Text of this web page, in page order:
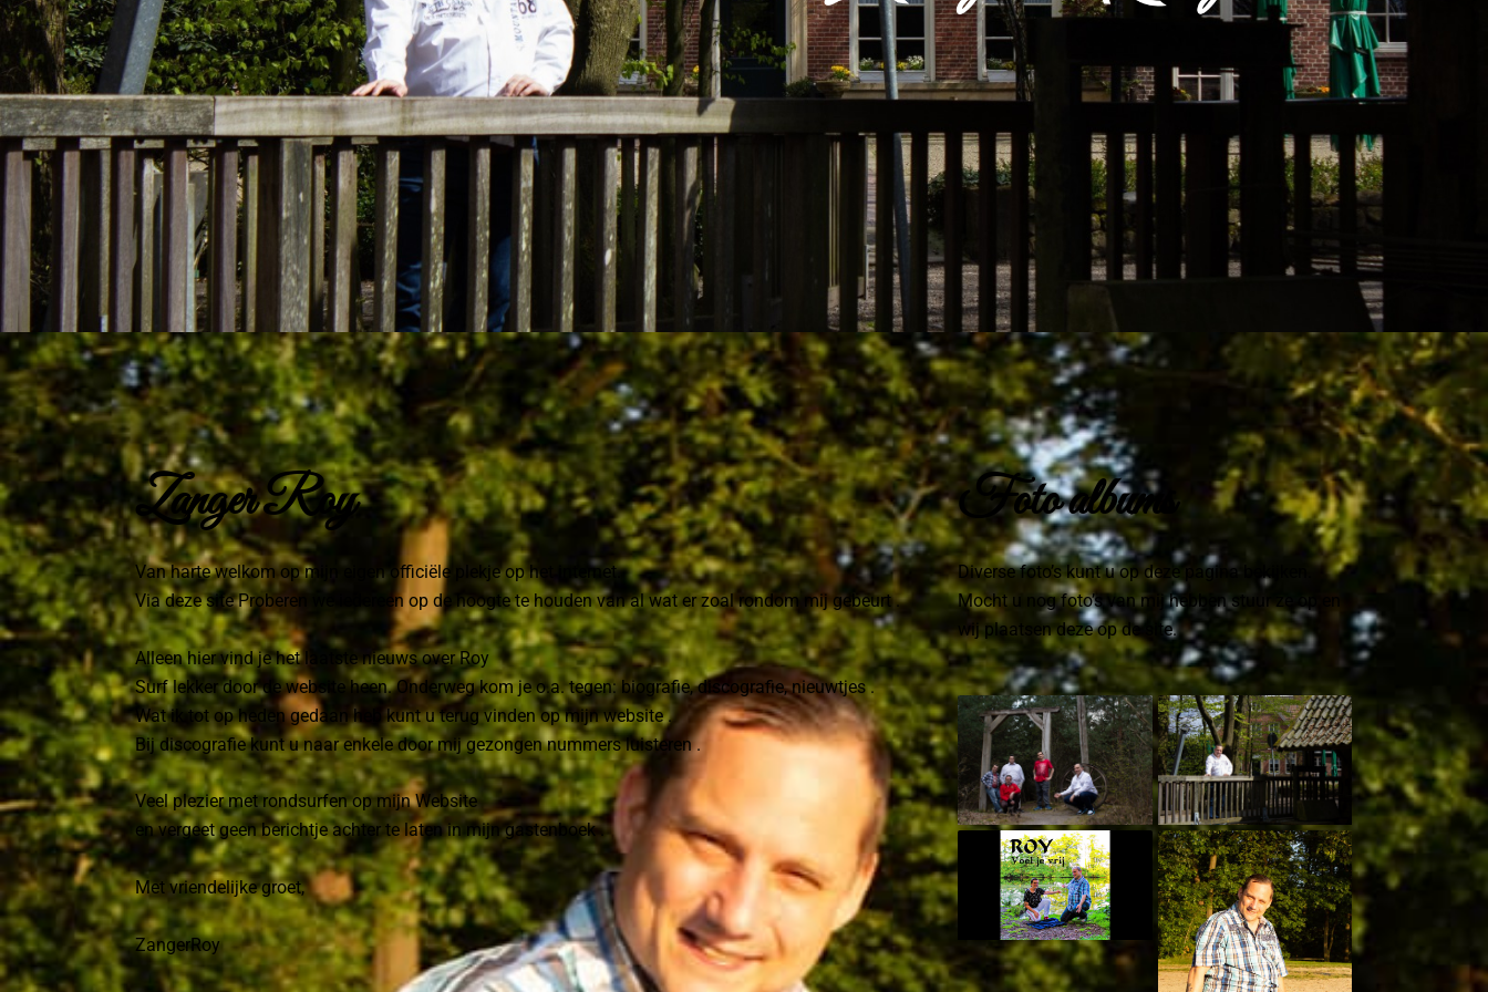
Zanger Roy
Van harte welkom op mijn eigen officiële plekje op het internet.
Via deze site Proberen we iedereen op de hoogte te houden van al wat er zoal rondom mij gebeurt .
Alleen hier vind je het laatste nieuws over Roy
Surf lekker door de website heen. Onderweg kom je o.a. tegen: biografie, discografie, nieuwtjes .
Wat ik tot op heden gedaan heb kunt u terug vinden op mijn website .
Bij discografie kunt u naar enkele door mij gezongen nummers luisteren .
Veel plezier met rondsurfen op mijn Website
en vergeet geen berichtje achter te laten in mijn gastenboek .
Met vriendelijke groet,
ZangerRoy
Foto albums
Diverse foto’s kunt u op deze pagina bekijken.
Mocht u nog foto’s van mij hebben stuur ze op en
wij plaatsen deze op de site.